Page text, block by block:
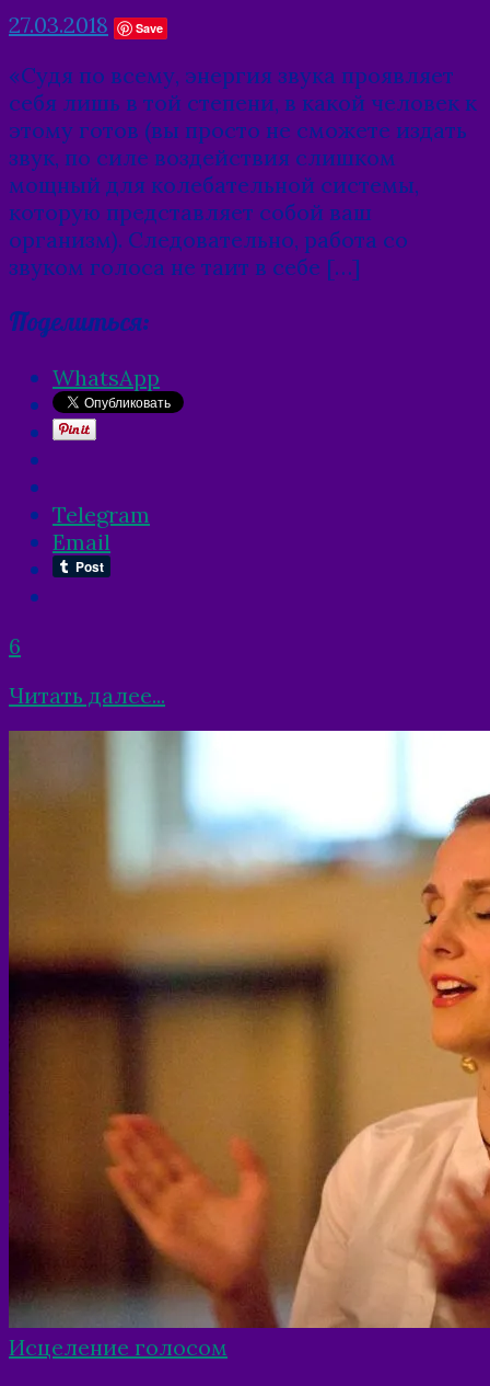
27.03.2018 Save
«Судя по всему, энергия звука проявляет
себя лишь в той степени, в какой человек к
этому готов (вы просто не сможете издать
звук, по силе воздействия слишком
мощный для колебательной системы,
которую представляет собой ваш
организм). Следовательно, работа со
звуком голоса не таит в себе […]
Поделиться:
WhatsApp
Telegram
Email
6
Читать далее...
Исцеление голосом